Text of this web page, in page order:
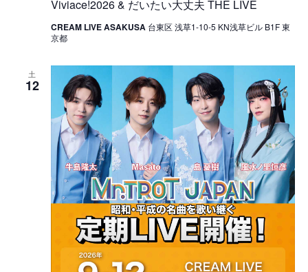
Viviace!2026 & だいたい大丈夫 THE LIVE
CREAM LIVE ASAKUSA 台東区 浅草1-10-5 KN浅草ビル B1F 東
京都
土
12